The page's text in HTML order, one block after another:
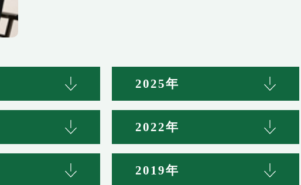
2025年
2022年
2019年